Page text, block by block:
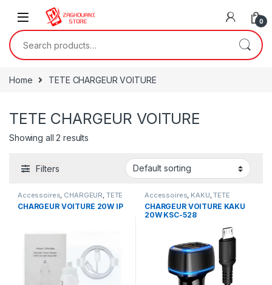
0
Home TETE CHARGEUR VOITURE
TETE CHARGEUR VOITURE
Showing all 2 results
Filters
Accessoires, CHARGEUR, TETE
CHARGEUR VOITURE
CHARGEUR VOITURE 20W IP
Accessoires, KAKU,TETE
CHARGEUR VOITURE
CHARGEUR VOITURE KAKU
20W KSC-528